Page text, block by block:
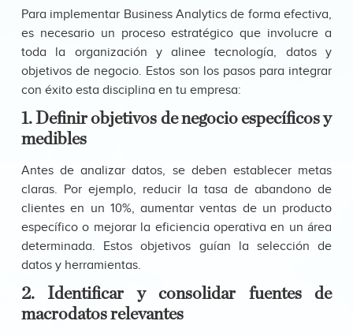
Para implementar Business Analytics de forma efectiva,
es necesario un proceso estratégico que involucre a
toda la organización y alinee tecnología, datos y
objetivos de negocio. Estos son los pasos para integrar
con éxito esta disciplina en tu empresa:
1. Definir objetivos de negocio específicos y
medibles
Antes de analizar datos, se deben establecer metas
claras. Por ejemplo, reducir la tasa de abandono de
clientes en un 10%, aumentar ventas de un producto
específico o mejorar la eficiencia operativa en un área
determinada. Estos objetivos guían la selección de
datos y herramientas.
2. Identificar y consolidar fuentes de
macrodatos relevantes